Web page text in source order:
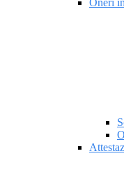
Oneri